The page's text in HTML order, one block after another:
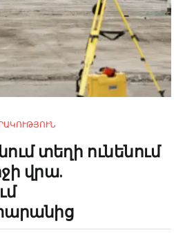
տեղի ունենում
վրա.